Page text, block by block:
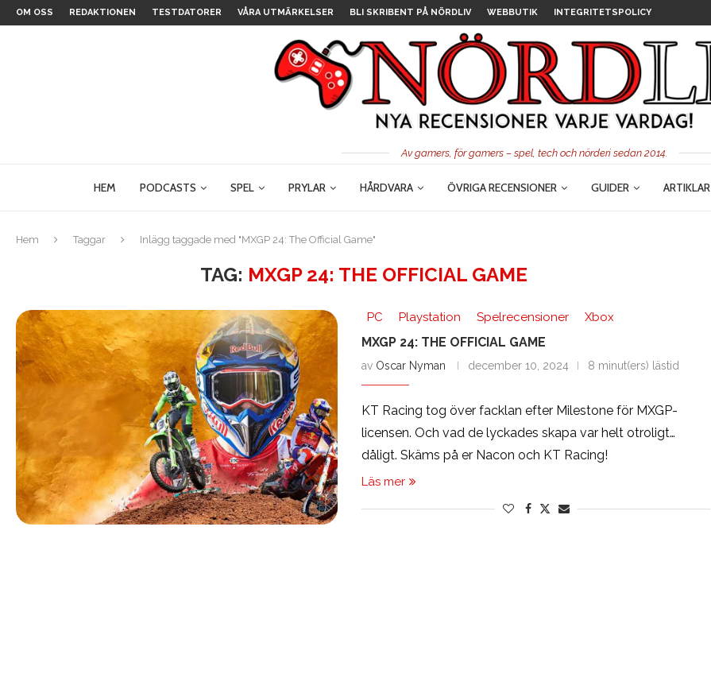
OM OSS REDAKTIONEN TESTDATORER VÅRA UTMÄRKELSER BLI SKRIBENT PÅ NÖRDLIV WEBBUTIK INTEGRITETSPOLICY
Av gamers, för gamers – spel, tech och nörderi sedan 2014.
HEM PODCASTS SPEL PRYLAR HÅRDVARA ÖVRIGA RECENSIONER GUIDER ARTIKLAR
Hem Taggar Inlägg taggade med "MXGP 24: The Official Game"
TAG: MXGP 24: THE OFFICIAL GAME
PC Playstation Spelrecensioner Xbox
MXGP 24: THE OFFICIAL GAME
av Oscar Nyman december 10, 2024 8 minut(ers) lästid
KT Racing tog över facklan efter Milestone för MXGP-
licensen. Och vad de lyckades skapa var helt otroligt…
dåligt. Skäms på er Nacon och KT Racing!
Läs mer